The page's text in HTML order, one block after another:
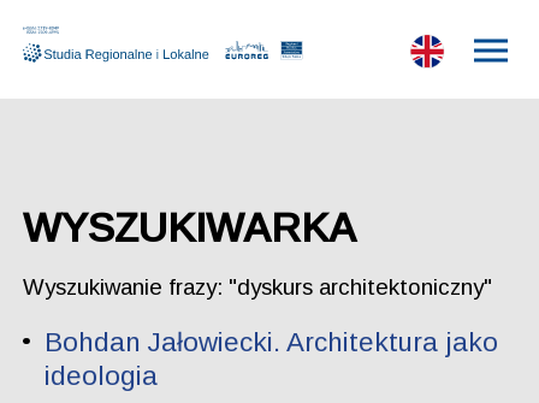
WYSZUKIWARKA
Wyszukiwanie frazy: "dyskurs architektoniczny"
Bohdan Jałowiecki. Architektura jako
ideologia